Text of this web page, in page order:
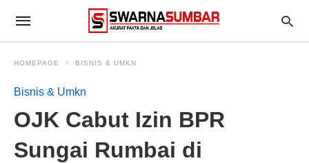
HOMEPAGE BISNIS & UMKN
Bisnis & Umkn
OJK Cabut Izin BPR
Sungai Rumbai di